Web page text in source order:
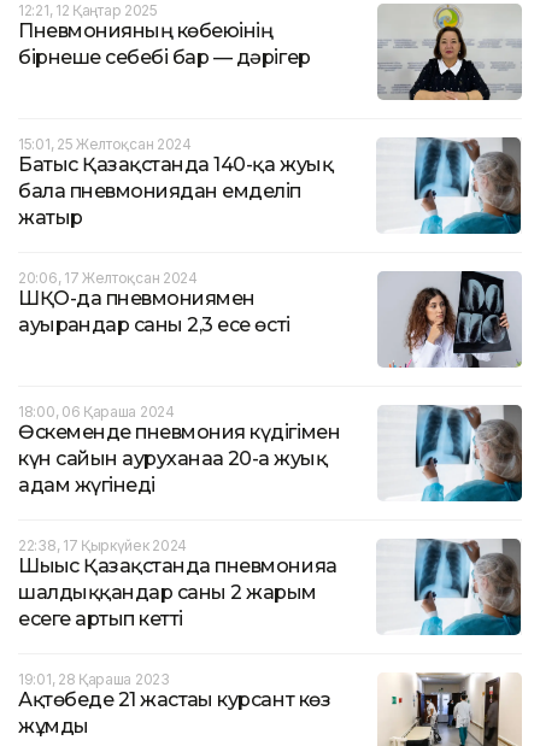
12:21, 12 Қаңтар 2025
Пневмонияның көбеюінің
бірнеше себебі бар — дәрігер
15:01, 25 Желтоқсан 2024
Батыс Қазақстанда 140-қа жуық
бала пневмониядан емделіп
жатыр
20:06, 17 Желтоқсан 2024
ШҚО-да пневмониямен
ауырғандар саны 2,3 есе өсті
18:00, 06 Қараша 2024
Өскеменде пневмония күдігімен
күн сайын ауруханаға 20-ға жуық
адам жүгінеді
22:38, 17 Қыркүйек 2024
Шығыс Қазақстанда пневмонияға
шалдыққандар саны 2 жарым
есеге артып кетті
19:01, 28 Қараша 2023
Ақтөбеде 21 жастағы курсант көз
жұмды